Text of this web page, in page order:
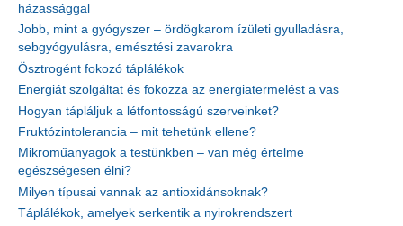
házassággal
Jobb, mint a gyógyszer – ördögkarom ízületi gyulladásra,
sebgyógyulásra, emésztési zavarokra
Ösztrogént fokozó táplálékok
Energiát szolgáltat és fokozza az energiatermelést a vas
Hogyan tápláljuk a létfontosságú szerveinket?
Fruktózintolerancia – mit tehetünk ellene?
Mikroműanyagok a testünkben – van még értelme
egészségesen élni?
Milyen típusai vannak az antioxidánsoknak?
Táplálékok, amelyek serkentik a nyirokrendszert